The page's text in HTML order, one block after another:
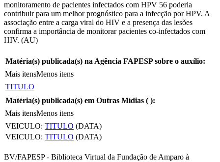
monitoramento de pacientes infectados com HPV 56 poderia
contribuir para um melhor prognóstico para a infecção por HPV. A
associação entre a carga viral do HIV e a presença das lesões
confirma a importância de monitorar pacientes co-infectados com
HIV. (AU)
Matéria(s) publicada(s) na Agência FAPESP sobre o auxílio:
Mais itensMenos itens
TITULO
Matéria(s) publicada(s) em Outras Mídias ( ):
Mais itensMenos itens
VEICULO: TITULO (DATA)
VEICULO: TITULO (DATA)
BV/FAPESP - Biblioteca Virtual da Fundação de Amparo à